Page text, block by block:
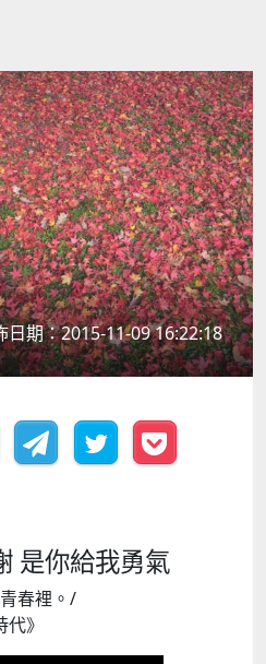
日期：2015-11-09 16:22:18
是你給我勇氣
春裡。/
》